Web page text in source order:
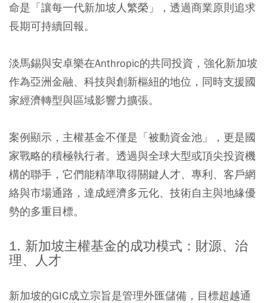
命是「讓每一代新加坡人繁榮」，透過商業原則追求
長期可持續回報。
淡馬錫與安卓樂在Anthropic的共同投資，強化新加坡
作為亞洲金融、科技與創新樞紐的地位，同時支援國
家經濟轉型與區域影響力擴張。
案例顯示，主權基金不僅是「被動資金池」，更是國
家戰略的積極執行者。透過與全球大型或頂尖投資機
構的聯手，它們能精準取得關鍵人才、專利、客戶網
絡與市場通路，達成經濟多元化、技術自主與地緣優
勢的多重目標。
1. 新加坡主權基金的成功模式：財源、治
理、人才
新加坡的GIC成立宗旨是管理外匯儲備，目標超越通